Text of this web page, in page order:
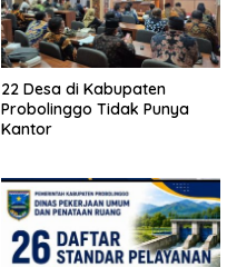
22 Desa di Kabupaten
Probolinggo Tidak Punya
Kantor